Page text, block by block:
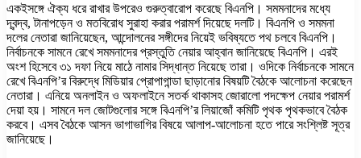
একইসঙ্গে ঐক্য ধরে রাখার উপরেও গুরুত্বারোপ করেছে বিএনপি। সমমনাদের মধ্যে
দ্বন্দ্ব, টানাপড়েন ও মতবিরোধ সুরাহা করার পরামর্শ দিয়েছে দলটি। বিএনপি ও সমমনা
দলের নেতারা জানিয়েছেন, আন্দোলনের সঙ্গীদের নিয়েই ভবিষ্যতে পথ চলবে বিএনপি।
নির্বাচনকে সামনে রেখে সমমনাদের প্রস্তুতি নেয়ার আহ্বান জানিয়েছে বিএনপি। এরই
অংশ হিসেবে ৩১ দফা নিয়ে মাঠে নামার সিদ্ধান্ত নিয়েছে তারা। ওদিকে নির্বাচনকে সামনে
রেখে বিএনপি’র বিরুদ্ধে মিডিয়ার প্রোপাগান্ডা ছাড়ানোর বিষয়টি বৈঠকে আলোচনা করেছেন
নেতারা। এনিয়ে অনলাইন ও অফলাইনে সতর্ক থাকাসহ জোরালো পদক্ষেপ নেয়ার পরামর্শ
দেয়া হয়। সামনে দল জোটগুলোর সঙ্গে বিএনপি’র লিয়াজোঁ কমিটি পৃথক পৃথকভাবে বৈঠক
করবে। এসব বৈঠকে আসন ভাগাভাগির বিষয়ে আলাপ-আলোচনা হতে পারে সংশ্লিষ্ট সূত্র
জানিয়েছে।